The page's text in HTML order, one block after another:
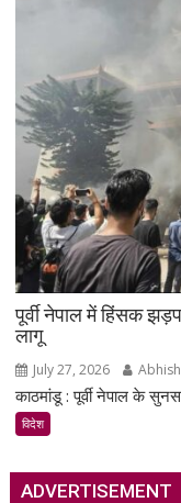
पूर्वी नेपाल में हिंसक
लागू
July 27, 2026
काठमांडू : पूर्वी नेपाल के
विदेश
ADVERTISEMENT